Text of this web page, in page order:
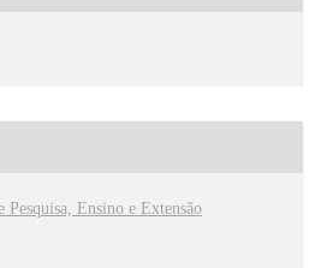
Ensino e Extensão